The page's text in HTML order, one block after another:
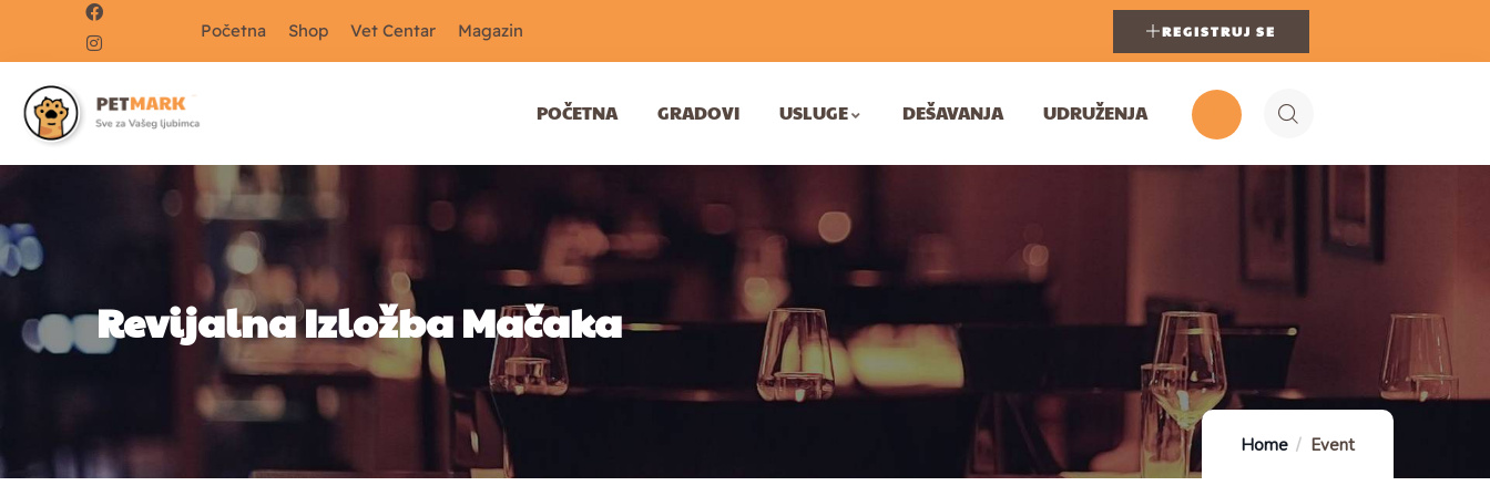
Početna Shop Vet Centar Magazin REGISTRUJ SE
POČETNA GRADOVI USLUGE DEŠAVANJA UDRUŽENJA
Revijalna Izložba Mačaka
Home Event